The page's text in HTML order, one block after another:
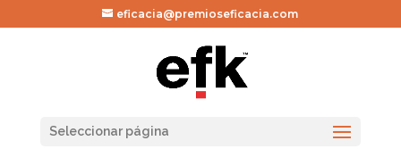
eficacia@premioseficacia.com
Seleccionar página